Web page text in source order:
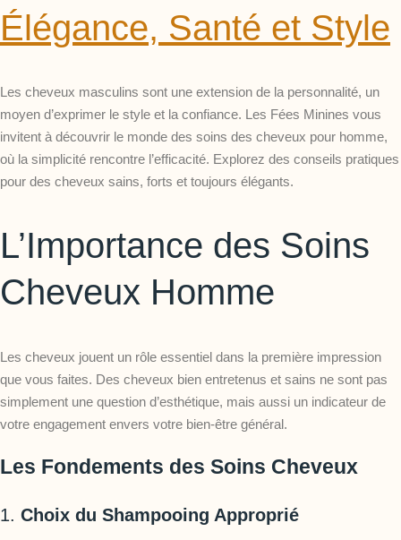
Élégance, Santé et Style
Les cheveux masculins sont une extension de la personnalité, un
moyen d’exprimer le style et la confiance. Les Fées Minines vous
invitent à découvrir le monde des soins des cheveux pour homme,
où la simplicité rencontre l’efficacité. Explorez des conseils pratiques
pour des cheveux sains, forts et toujours élégants.
L’Importance des Soins
Cheveux Homme
Les cheveux jouent un rôle essentiel dans la première impression
que vous faites. Des cheveux bien entretenus et sains ne sont pas
simplement une question d’esthétique, mais aussi un indicateur de
votre engagement envers votre bien-être général.
Les Fondements des Soins Cheveux
1. Choix du Shampooing Approprié